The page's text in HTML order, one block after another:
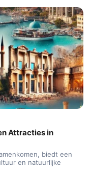
Attracties in
biedt een
en natuurlijke